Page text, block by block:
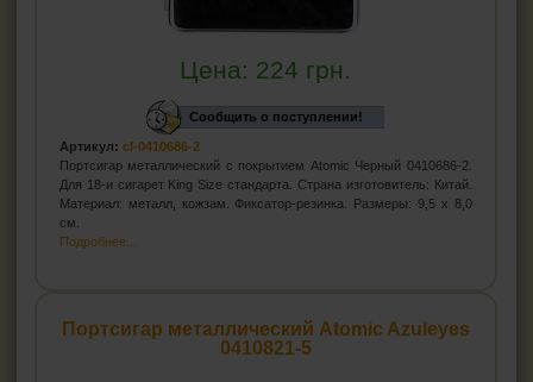
Цена: 224 грн.
Сообщить о поступлении!
Артикул: cl-0410686-2
Портсигар металлический с покрытием Atomic Черный 0410686-2.
Для 18-и сигарет King Size стандарта. Страна изготовитель: Китай.
Материал: металл, кожзам. Фиксатор-резинка. Размеры: 9,5 х 8,0
см.
Подробнее...
Портсигар металлический Atomic Azuleyes
0410821-5